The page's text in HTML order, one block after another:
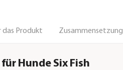
das Produkt Zusammensetzung
Hunde Six Fish